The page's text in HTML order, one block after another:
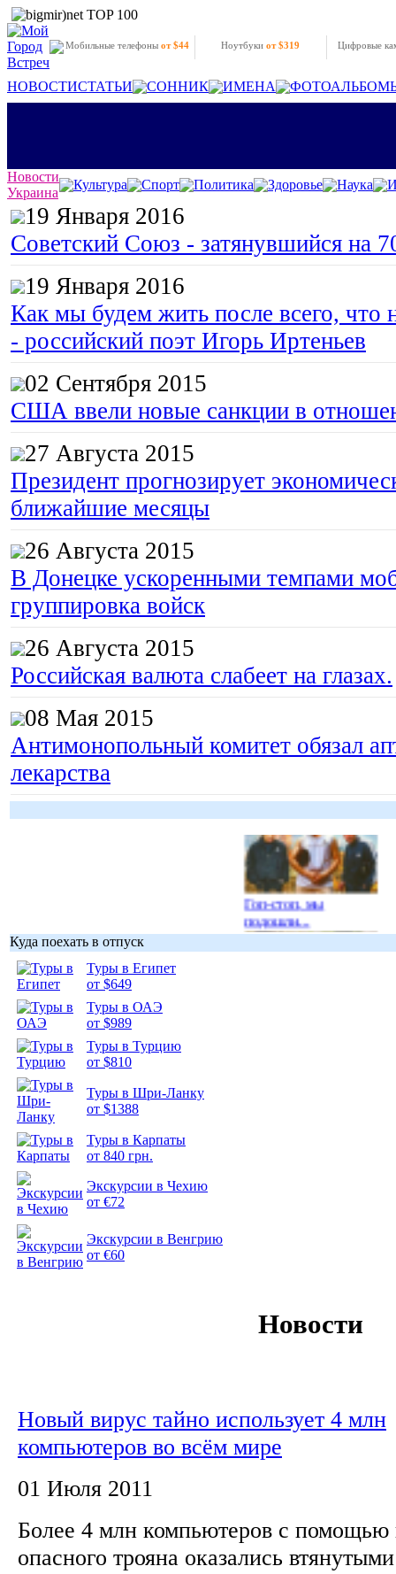
Мобильные телефоны от $44 Ноутбукиот $319 Цифровые
НОВОСТИСТАТЬИ СОННИК ИМЕНА
Новости
Украина
Культура Спорт Политика Здоровье Наука
19 Января 2016
Советский Союз - затянувшийся на
19 Января 2016
Как мы будем жить после всего, что
- российский поэт Игорь Иртеньев
02 Сентября 2015
США ввели новые санкции в
27 Августа 2015
Президент прогнозирует
ближайшие месяцы
26 Августа 2015
В Донецке ускоренными темпами
группировка войск
26 Августа 2015
Российская валюта слабеет на глазах.
08 Мая 2015
Антимонопольный комитет обязал
лекарства
Гоп-стоп, мы
подошли...
Куда поехать в отпуск
Туры в Египет
от $649
Туры в ОАЭ
от $989
Туры в Турцию
от $810
Туры в Шри-Ланку
от $1388
Туры в Карпаты
от 840 грн.
Экскурсии в Чехию
от €72
Экскурсии в Венгрию
от €60
Новости
Новый вирус тайно использует 4 млн
компьютеров во всём мире
01 Июля 2011
Более 4 млн компьютеров с помощью
опасного трояна оказались